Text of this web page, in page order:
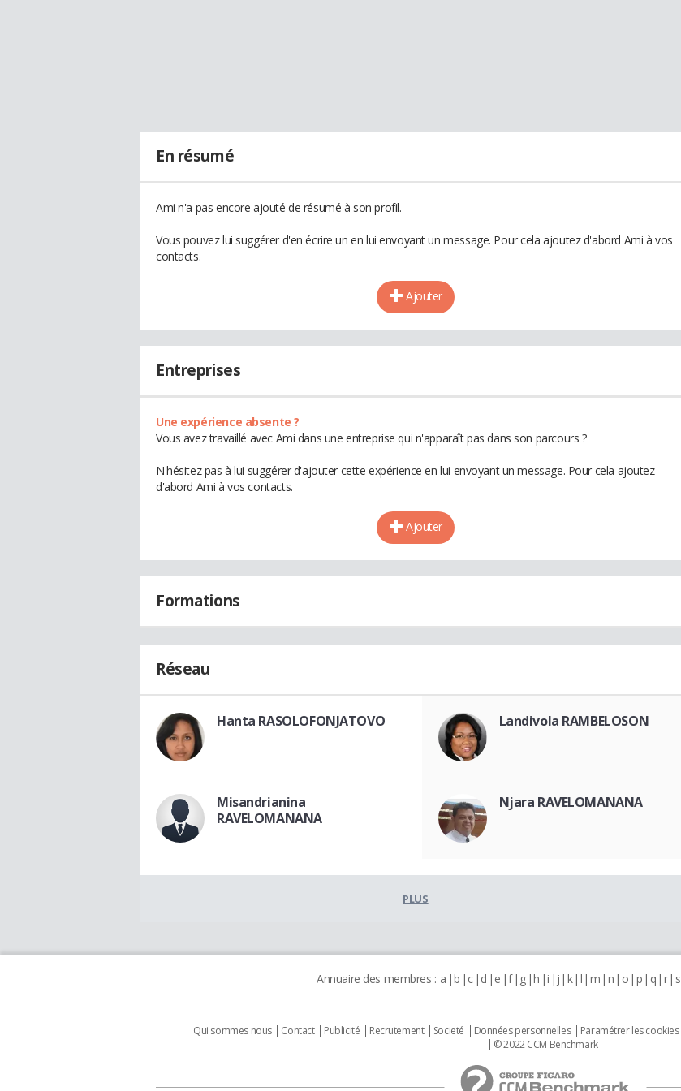
En résumé
Ami n'a pas encore ajouté de résumé à son profil.
Vous pouvez lui suggérer d'en écrire un en lui envoyant un message. Pour cela ajoutez d'abord Ami à vos
contacts.
Ajouter
Entreprises
Une expérience absente ?
Vous avez travaillé avec Ami dans une entreprise qui n'apparaît pas dans son parcours ?
N'hésitez pas à lui suggérer d'ajouter cette expérience en lui envoyant un message. Pour cela ajoutez
d'abord Ami à vos contacts.
Ajouter
Formations
Réseau
Hanta RASOLOFONJATOVO Landivola RAMBELOSON
Misandrianina
RAVELOMANANA
Njara RAVELOMANANA
PLUS
Annuaire des membres : a b c d e f g h i j k l m n o p q r s
Qui sommes nous Contact Publicité Recrutement Societé Données personnelles Paramétrer les cookies
© 2022 CCM Benchmark